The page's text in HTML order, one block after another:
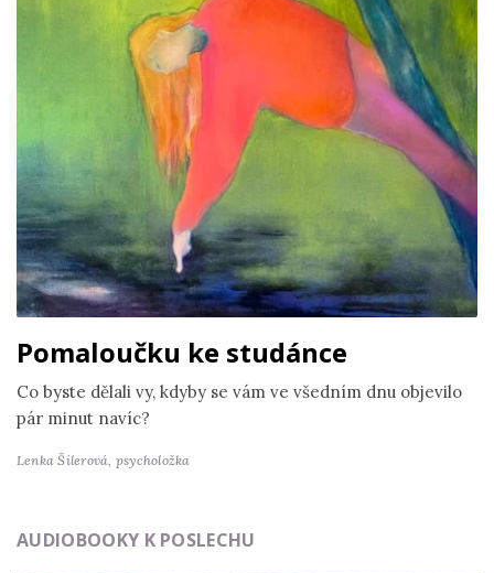
Pomaloučku ke studánce
Co byste dělali vy, kdyby se vám ve všedním dnu objevilo
pár minut navíc?
Lenka Šilerová, psycholožka
AUDIOBOOKY K POSLECHU